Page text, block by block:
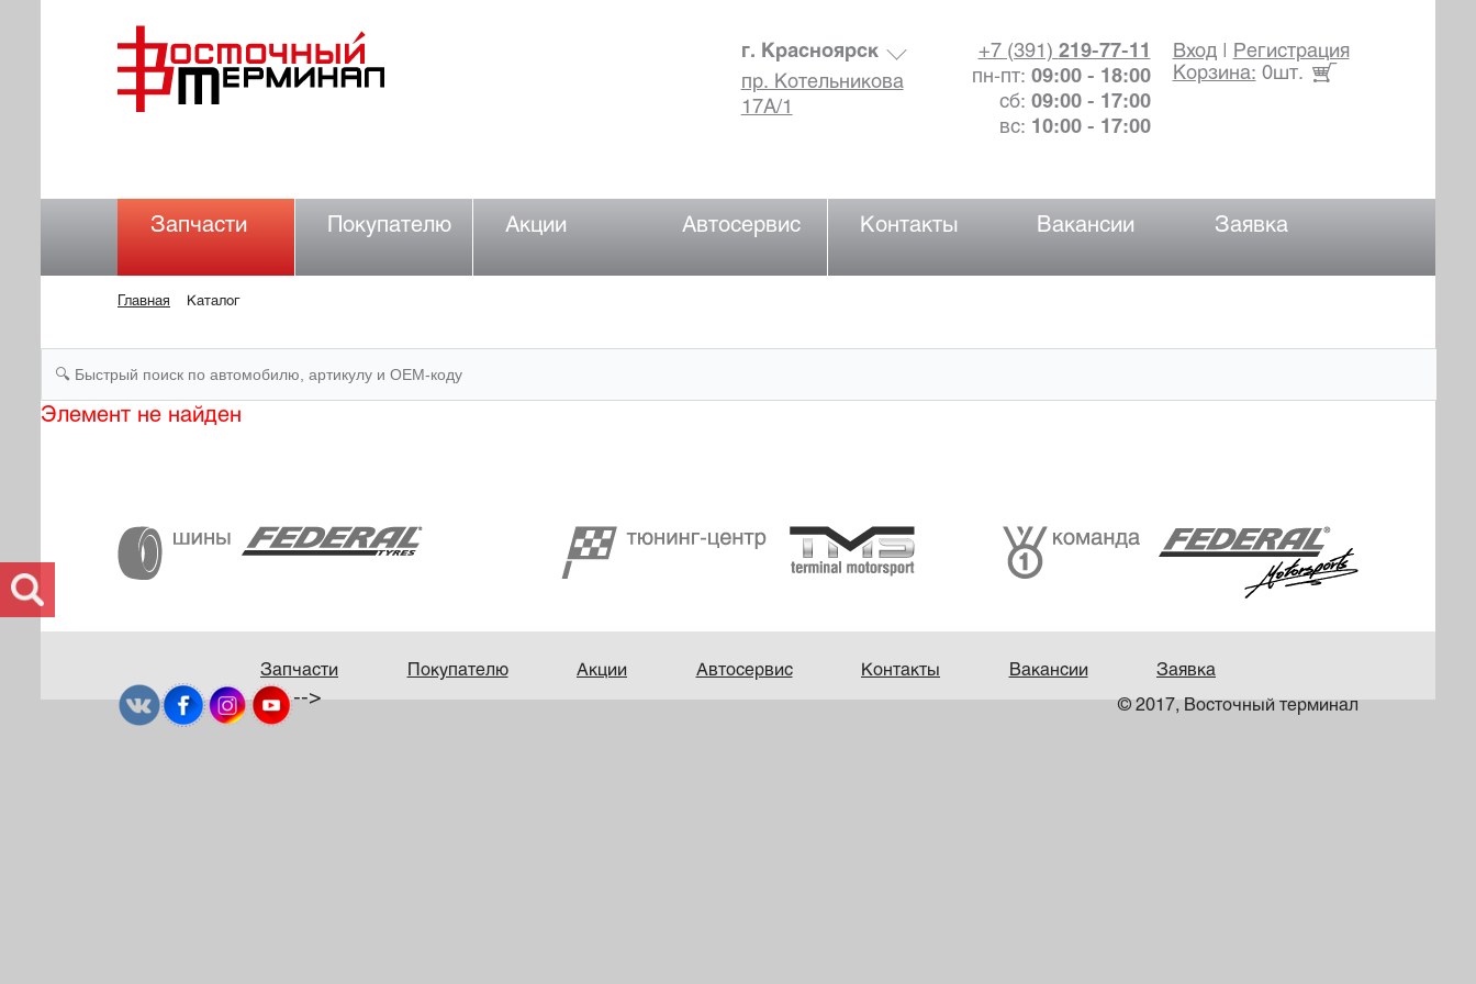
Вход|
Регистрация
Корзина: 0шт.
+7 (391) 219-77-11
пн-пт: 09:00 - 18:00
сб: 09:00 - 17:00
вс: 10:00 - 17:00
г. Красноярск
пр. Котельникова
17А/1
Запчасти Покупателю Акции Автосервис Контакты Вакансии Заявка
Главная Каталог
Элемент не найден
Запчасти Покупателю Акции Автосервис Контакты Вакансии Заявка
© 2017, Восточный терминал
-->